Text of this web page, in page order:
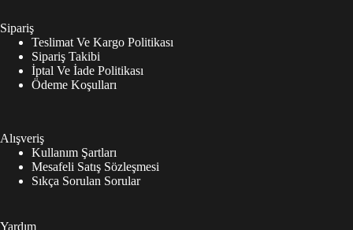
Sipariş
Teslimat Ve Kargo Politikası
Sipariş Takibi
İptal Ve İade Politikası
Ödeme Koşulları
Alışveriş
Kullanım Şartları
Mesafeli Satış Sözleşmesi
Sıkça Sorulan Sorular
Yardım